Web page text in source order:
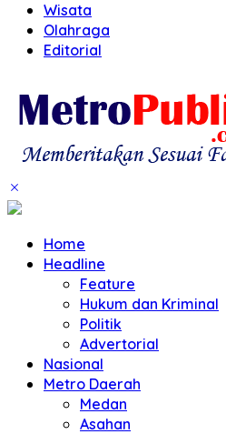
Wisata
Olahraga
Editorial
Home
Headline
Feature
Hukum dan Kriminal
Politik
Advertorial
Nasional
Metro Daerah
Medan
Asahan